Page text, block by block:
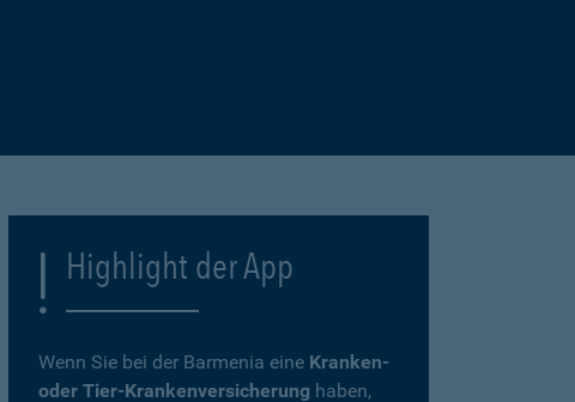
Highlight der App
Wenn Sie bei der Barmenia eine Kranken-
oder Tier-Krankenversicherung haben,